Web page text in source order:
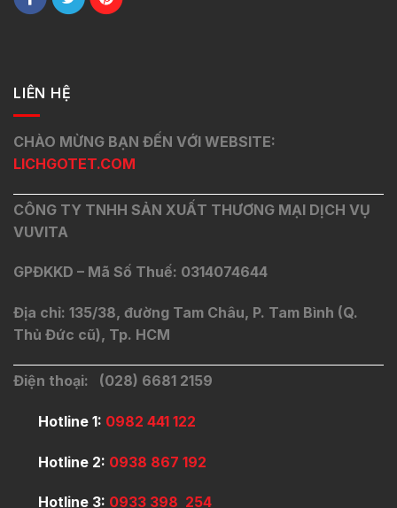
LIÊN HỆ
CHÀO MỪNG BẠN ĐẾN VỚI WEBSITE:
LICHGOTET.COM
CÔNG TY TNHH SẢN XUẤT THƯƠNG MẠI DỊCH VỤ
VUVITA
GPĐKKD – Mã Số Thuế: 0314074644
Địa chỉ: 135/38, đường Tam Châu, P. Tam Bình (Q.
Thủ Đức cũ), Tp. HCM
Điện thoại: (028) 6681 2159
Hotline 1: 0982 441 122
Hotline 2: 0938 867 192
Hotline 3: 0933 398 254